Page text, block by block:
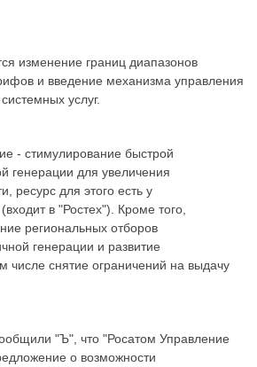
изменение границ диапазонов
и введение механизма управления
услуг.
- стимулирование быстрой
генерации для увеличения
ресурс для этого есть у
в "Ростех"). Кроме того,
региональных отборов
генерации и развитие
числе снятие ограничений на выдачу
"Ъ", что "Росатом Управление
о возможности